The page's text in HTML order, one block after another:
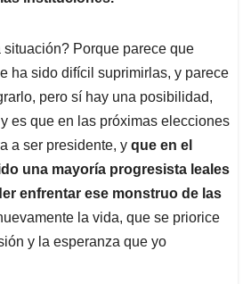
Porque parece que
ha sido difícil suprimirlas, y parece
pero sí hay una posibilidad,
es que en las próximas elecciones
a ser presidente, y que en el
una mayoría progresista leales
enfrentar ese monstruo de las
la vida, que se priorice
y la esperanza que yo